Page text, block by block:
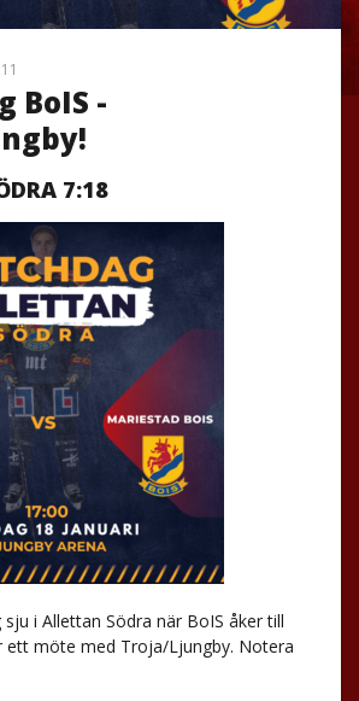
BoIS -
7:18
i Allettan Södra när BoIS åker till
ett möte med Troja/Ljungby. Notera